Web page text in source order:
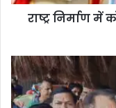
राष्ट्र निर्माण में